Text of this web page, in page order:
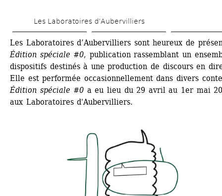
au
contenu
principal
Les Laboratoires d’Aubervilliers
Les Laboratoires d’Aubervilliers sont heureux de
Édition spéciale #0, publication rassemblant un
dispositifs destinés à une production de discours en
Elle est performée occasionnellement dans divers
Édition spéciale #0 a eu lieu du 29 avril au 1er mai
aux Laboratoires d'Aubervilliers.